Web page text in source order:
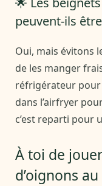
peuvent-ils
Oui, mais évitons
de les manger
réfrigérateur pour
dans l’airfryer
c’est reparti pour
À toi de
d’oignons